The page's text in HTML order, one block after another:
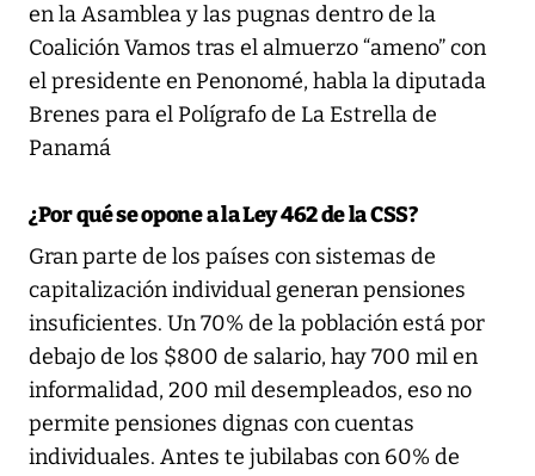
en la Asamblea y las pugnas dentro de la
Coalición Vamos tras el almuerzo “ameno” con
el presidente en Penonomé, habla la diputada
Brenes para el Polígrafo de La Estrella de
Panamá
¿Por qué se opone a la Ley 462 de la CSS?
Gran parte de los países con sistemas de
capitalización individual generan pensiones
insuficientes. Un 70% de la población está por
debajo de los $800 de salario, hay 700 mil en
informalidad, 200 mil desempleados, eso no
permite pensiones dignas con cuentas
individuales. Antes te jubilabas con 60% de